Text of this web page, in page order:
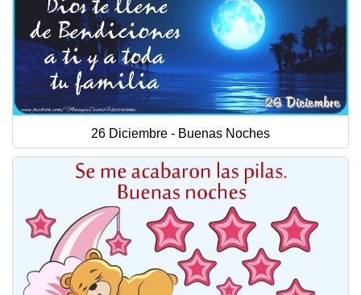
26 Diciembre - Buenas Noches